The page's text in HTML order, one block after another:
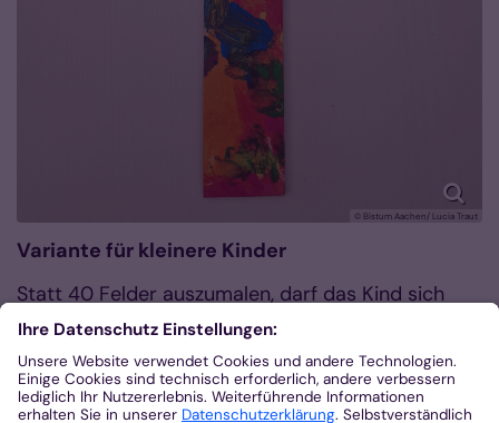
© Bistum Aachen/ Lucia Traut
Variante für kleinere Kinder
Statt 40 Felder auszumalen, darf das Kind sich
jeden Tag (oder jeden Sonntag) eine Farbe
aussuchen und einen Teil des Kreuzes damit
anmalen. An Ostern wird dann eine Sonne mit
deckender Farbe in die Mitte des Kreuzes gemalt /